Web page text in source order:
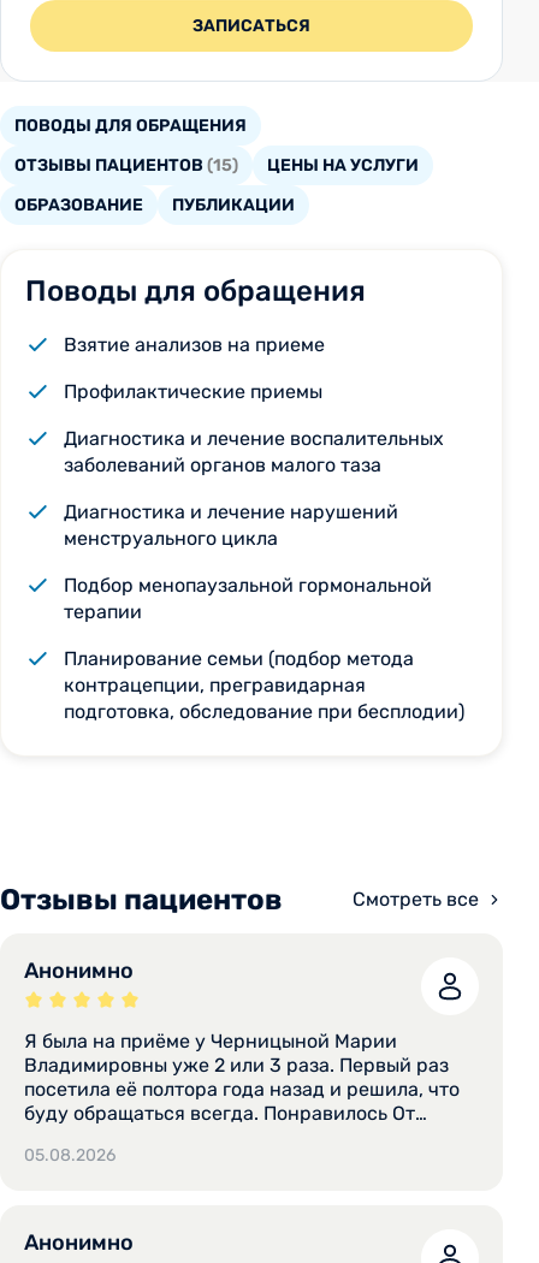
ЗАПИСАТЬСЯ
ПОВОДЫ ДЛЯ ОБРАЩЕНИЯ
ОТЗЫВЫ ПАЦИЕНТОВ (15)
ЦЕНЫ НА УСЛУГИ
ОБРАЗОВАНИЕ
ПУБЛИКАЦИИ
Поводы для обращения
Взятие анализов на приеме
Профилактические приемы
Диагностика и лечение воспалительных
заболеваний органов малого таза
Диагностика и лечение нарушений
менструального цикла
Подбор менопаузальной гормональной
терапии
Планирование семьи (подбор метода
контрацепции, прегравидарная
подготовка, обследование при бесплодии)
Отзывы пациентов Смотреть все
Анонимно
Я была на приёме у Черницыной Марии
Владимировны уже 2 или 3 раза. Первый раз
посетила её полтора года назад и решила, что
буду обращаться всегда. Понравилось От
впечатления. Я обязательно приду к этому
Насколько помню, в кабинет пригласили
вовремя, без задержек. Мария Владимировна
05.08.2026
Анонимно